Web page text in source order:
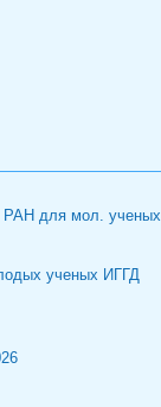
для мол. ученых
ученых ИГГД